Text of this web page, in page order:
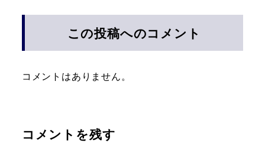
この投稿へのコメント
コメントはありません。
コメントを残す